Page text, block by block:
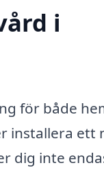
i
för både
installera ett
dig inte